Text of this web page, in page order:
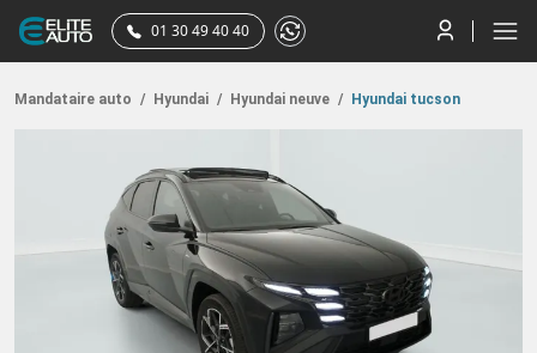
01 30 49 40 40
Mandataire auto / Hyundai / Hyundai neuve / Hyundai tucson